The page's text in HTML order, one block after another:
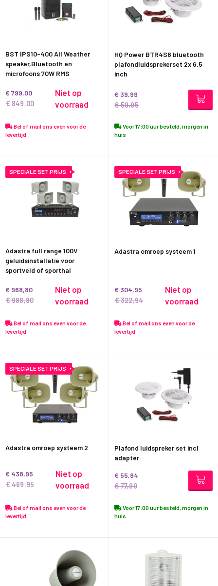
BST IPS10-400 All Weather
speaker,Bluetooth en
microfoons 70W RMS
€ 799,00
€ 849,00
Niet op
voorraad
Bel of mail ons even voor de
levertijd
HQ Power BTR4S6 bluetooth
plafondluidsprekerset 2x 6,5
inch
€ 39,99
€ 59,95
Voor 17:00 uur besteld, morgen in
huis
SPECIALE SET PRIJS
Adastra full range 100V
geluidsinstallatie voor
sportveld of sporthal
€ 968,80
€ 988,80
Niet op
voorraad
Bel of mail ons even voor de
levertijd
SPECIALE SET PRIJS
Adastra omroep systeem 1
€ 304,95
€ 322,94
Niet op
voorraad
Bel of mail ons even voor de
levertijd
SPECIALE SET PRIJS
Adastra omroep systeem 2
€ 438,95
€ 469,95
Niet op
voorraad
Bel of mail ons even voor de
levertijd
Plafond luidspreker set incl
adapter
€ 55,94
€ 77,90
Voor 17:00 uur besteld, morgen in
huis